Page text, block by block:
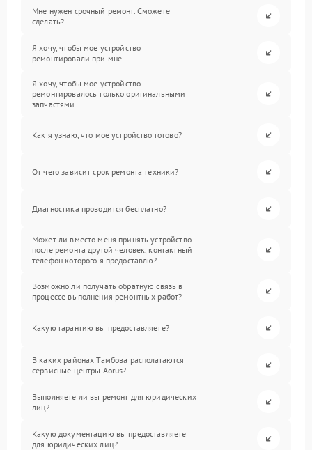
Мне нужен срочный ремонт. Сможете
сделать?
Я хочу, чтобы мое устройство
ремонтировали при мне.
Я хочу, чтобы мое устройство
ремонтировалось только оригинальными
запчастями.
Как я узнаю, что мое устройство готово?
От чего зависит срок ремонта техники?
Диагностика проводится бесплатно?
Может ли вместо меня принять устройство
после ремонта другой человек, контактный
телефон которого я предоставлю?
Возможно ли получать обратную связь в
процессе выполнения ремонтных работ?
Какую гарантию вы предоставляете?
В каких районах Тамбова располагаются
сервисные центры Aorus?
Выполняете ли вы ремонт для юридических
лиц?
Какую документацию вы предоставляете
для юридических лиц?